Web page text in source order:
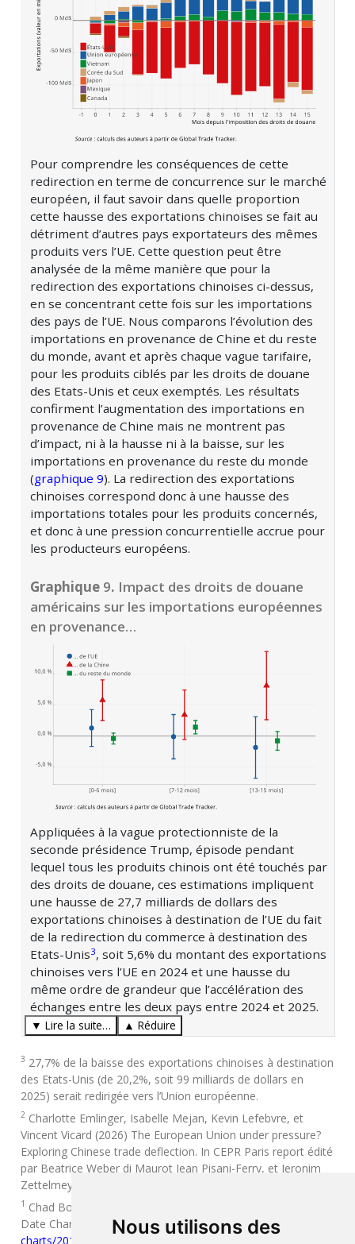
Nous utilisons des
Pour comprendre les conséquences de cette
redirection en terme de concurrence sur le marché
européen, il faut savoir dans quelle proportion
cette hausse des exportations chinoises se fait au
détriment d’autres pays exportateurs des mêmes
produits vers l’UE. Cette question peut être
analysée de la même manière que pour la
redirection des exportations chinoises ci-dessus,
en se concentrant cette fois sur les importations
des pays de l’UE. Nous comparons l’évolution des
importations en provenance de Chine et du reste
du monde, avant et après chaque vague tarifaire,
pour les produits ciblés par les droits de douane
des Etats-Unis et ceux exemptés. Les résultats
confirment l’augmentation des importations en
provenance de Chine mais ne montrent pas
d’impact, ni à la hausse ni à la baisse, sur les
importations en provenance du reste du monde
(graphique 9). La redirection des exportations
chinoises correspond donc à une hausse des
importations totales pour les produits concernés,
et donc à une pression concurrentielle accrue pour
les producteurs européens.
Graphique 9. Impact des droits de douane
américains sur les importations européennes
en provenance…
Appliquées à la vague protectionniste de la
seconde présidence Trump, épisode pendant
lequel tous les produits chinois ont été touchés par
des droits de douane, ces estimations impliquent
une hausse de 27,7 milliards de dollars des
exportations chinoises à destination de l’UE du fait
de la redirection du commerce à destination des
Etats-Unis3, soit 5,6% du montant des exportations
chinoises vers l’UE en 2024 et une hausse du
même ordre de grandeur que l’accélération des
échanges entre les deux pays entre 2024 et 2025.
▼ Lire la suite… ▲ Réduire
3 27,7% de la baisse des exportations chinoises à destination
des Etats-Unis (de 20,2%, soit 99 milliards de dollars en
2025) serait redirigée vers l’Union européenne.
2Charlotte Emlinger, Isabelle Mejan, Kevin Lefebvre, et
Vincent Vicard (2026) The European Union under pressure?
Exploring Chinese trade deflection. In CEPR Paris report édité
par Beatrice Weber di Maurot Jean Pisani-Ferry, et Jeronim
Zettelmeyer.
1 Chad Bown (2025). US-China Trade War Tariffs: An Up-to-
Date Chart.
https://www.piie.com/research/piie-
charts/2019/us-china-trade-war-tariffs-date-chart